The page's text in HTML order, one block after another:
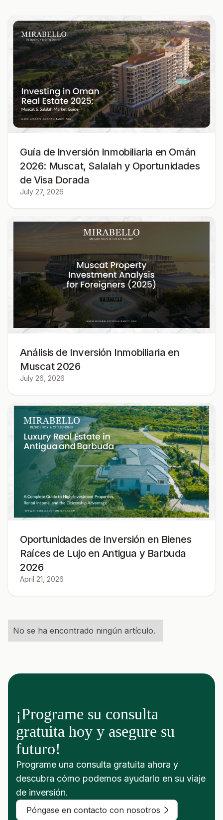
No se ha encontrado ningún artículo.
Guía de Inversión Inmobiliaria en Omán
2026: Muscat, Salalah y Oportunidades
de Visa Dorada
July 27, 2026
Análisis de Inversión Inmobiliaria en
Muscat 2026
July 26, 2026
Oportunidades de Inversión en Bienes
Raíces de Lujo en Antigua y Barbuda
2026
April 21, 2026
¡Programe su consulta
gratuita hoy y asegure su
futuro!
Programe una consulta gratuita ahora y
descubra cómo podemos ayudarlo en su viaje
de inversión.
Póngase en contacto con nosotros